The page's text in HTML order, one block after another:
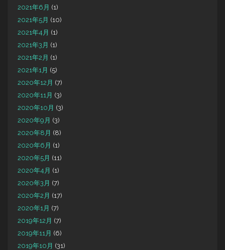
2021年6月 (1)
2021年5月 (10)
2021年4月 (1)
2021年3月 (1)
2021年2月 (1)
2021年1月 (5)
2020年12月 (7)
2020年11月 (3)
2020年10月 (3)
2020年9月 (3)
2020年8月 (8)
2020年6月 (1)
2020年5月 (11)
2020年4月 (1)
2020年3月 (7)
2020年2月 (17)
2020年1月 (7)
2019年12月 (7)
2019年11月 (6)
2019年10月 (31)